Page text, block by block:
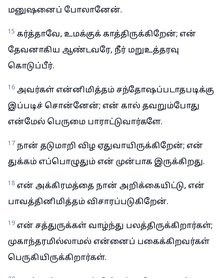
மனுஷனைப் போலானேன்.
15 கர்த்தாவே, உமக்குக் காத்திருக்கிறேன்; என்
தேவனாகிய ஆண்டவரே, நீர் மறுஉத்தரவு
கொடுப்பீர்.
16 அவர்கள் என்னிமித்தம் சந்தோஷப்படாதபடிக்கு
இப்படிச் சொன்னேன்; என் கால் தவறும்போது
என்மேல் பெருமை பாராட்டுவார்களே.
17 நான் தடுமாறி விழ ஏதுவாயிருக்கிறேன்; என்
துக்கம் எப்பொழுதும் என் முன்பாக இருக்கிறது.
18 என் அக்கிரமத்தை நான் அறிக்கையிட்டு, என்
பாவத்தினிமித்தம் விசாரப்படுகிறேன்.
19 என் சத்துருக்கள் வாழ்ந்து பலத்திருக்கிறார்கள்;
முகாந்தரமில்லாமல் என்னைப் பகைக்கிறவர்கள்
பெருகியிருக்கிறார்கள்.